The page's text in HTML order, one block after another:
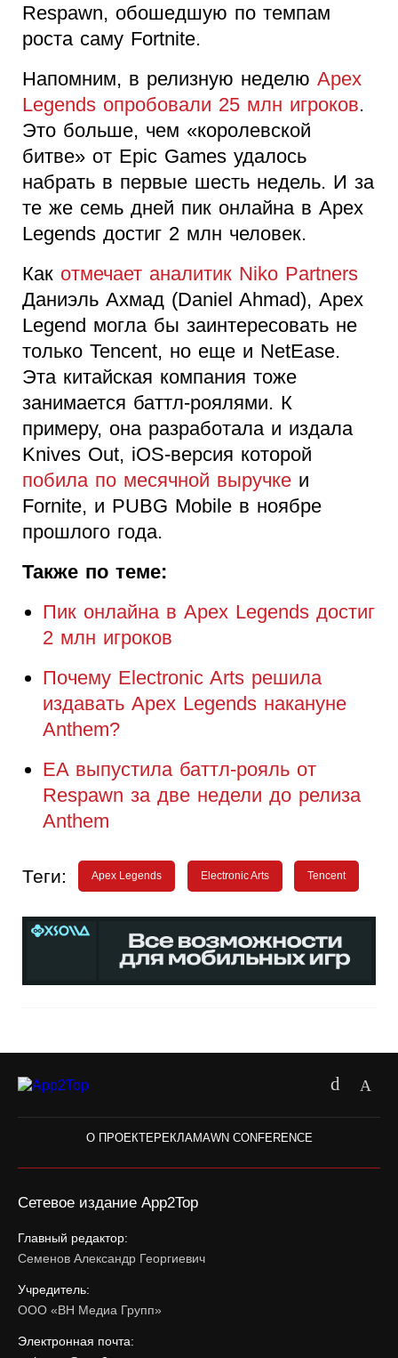
Respawn, обошедшую по темпам
роста саму Fortnite.
Напомним, в релизную неделю Apex
Legends опробовали 25 млн игроков.
Это больше, чем «королевской
битве» от Epic Games удалось
набрать в первые шесть недель. И за
те же семь дней пик онлайна в Apex
Legends достиг 2 млн человек.
Как отмечает аналитик Niko Partners
Даниэль Ахмад (Daniel Ahmad), Apex
Legend могла бы заинтересовать не
только Tencent, но еще и NetEase.
Эта китайская компания тоже
занимается баттл-роялями. К
примеру, она разработала и издала
Knives Out, iOS-версия которой
побила по месячной выручке и
Fornite, и PUBG Mobile в ноябре
прошлого года.
Также по теме:
Пик онлайна в Apex Legends достиг
2 млн игроков
Почему Electronic Arts решила
издавать Apex Legends накануне
Anthem?
EA выпустила баттл-рояль от
Respawn за две недели до релиза
Anthem
Теги: Apex Legends Electronic Arts Tencent
О ПРОЕКТЕРЕКЛАМАWN CONFERENCE
Сетевое издание App2Top
Главный редактор:
Семенов Александр Георгиевич
Учредитель:
ООО «ВН Медиа Групп»
Электронная почта: